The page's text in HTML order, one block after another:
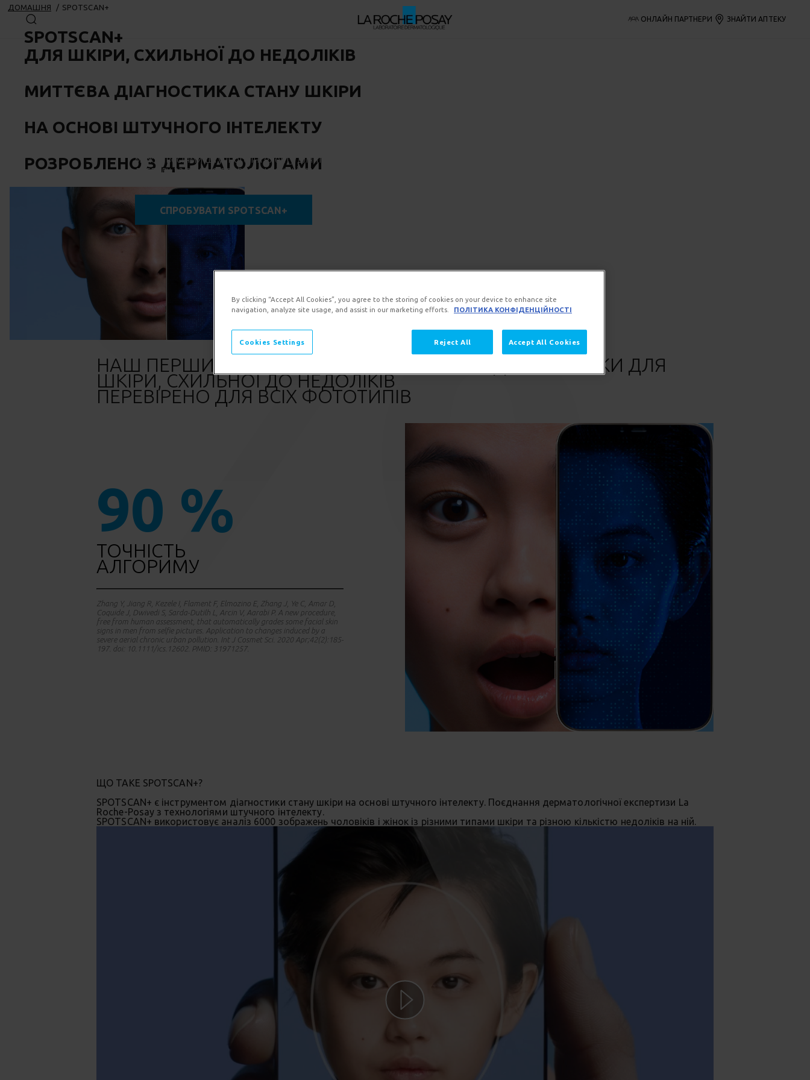
ОНЛАЙН ПАРТНЕРИ ЗНАЙТИ АПТЕКУ
ДОМАШНЯ SPOTSCAN+
SPOTSCAN+
ДЛЯ ШКІРИ, СХИЛЬНОЇ ДО НЕДОЛІКІВ
МИТТЄВА ДІАГНОСТИКА СТАНУ ШКІРИ
НА ОСНОВІ ШТУЧНОГО ІНТЕЛЕКТУ
РОЗРОБЛЕНО З ДЕРМАТОЛОГАМИ
можливостями штучного інтелекту для підбору ефективної рутини
догляду за вашою проблемною шкірою, схильною до недоліків.
СПРОБУВАТИ SPOTSCAN+
НАШ ПЕРШИЙ СЕРВІС ПЕРСОНАЛІЗОВАНОЇ ДІАГНОСТИКИ ДЛЯ
ШКІРИ, СХИЛЬНОЇ ДО НЕДОЛІКІВ
ПЕРЕВІРЕНО ДЛЯ ВСІХ ФОТОТИПІВ
90 %
ТОЧНІСТЬ
АЛГОРИМУ
Zhang Y, Jiang R, Kezele I, Flament F, Elmozino E, Zhang J, Ye C, Amar D,
Coquide J, Dwivedi S, Sarda-Dutilh L, Arcin V, Aarabi P. A new procedure,
free from human assessment, that automatically grades some facial skin
signs in men from selfie pictures. Application to changes induced by a
severe aerial chronic urban pollution. Int J Cosmet Sci. 2020 Apr;42(2):185-
197. doi: 10.1111/ics.12602. PMID: 31971257.
ЩО ТАКЕ SPOTSCAN+?
SPOTSCAN+ є інструментом діагностики стану шкіри на основі штучного інтелекту. Поєднання дерматологічної експертизи La
Roche-Posay з технологіями штучного інтелекту.
SPOTSCAN+ використовує аналіз 6000 зображень чоловіків і жінок із різними типами шкіри та різною кількістю недоліків на ній.
Play video
By clicking “Accept All Cookies”, you agree to the storing of cookies on your device to enhance site
navigation, analyze site usage, and assist in our marketing efforts.
ПОЛІТИКА КОНФІДЕНЦІЙНОСТІ
Reject All Accept All Cookies
Cookies Settings